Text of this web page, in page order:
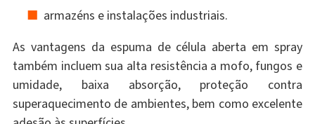
armazéns e instalações industriais.
As vantagens da espuma de célula aberta em spray
também incluem sua alta resistência a mofo, fungos e
umidade, baixa absorção, proteção contra
superaquecimento de ambientes, bem como excelente